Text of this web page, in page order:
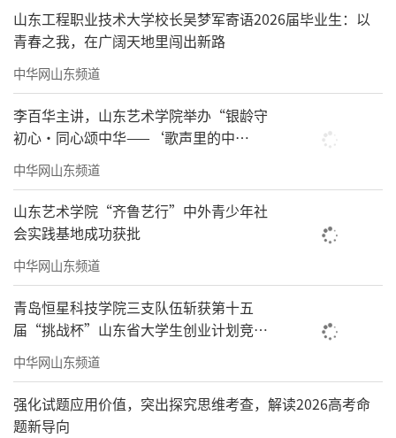
山东工程职业技术大学校长吴梦军寄语2026届毕业生：以
青春之我，在广阔天地里闯出新路
中华网山东频道
李百华主讲，山东艺术学院举办“银龄守
初心·同心颂中华——‘歌声里的中
国’”主题思政课
中华网山东频道
山东艺术学院“齐鲁艺行”中外青少年社
会实践基地成功获批
中华网山东频道
青岛恒星科技学院三支队伍斩获第十五
届“挑战杯”山东省大学生创业计划竞赛
一、二等奖
中华网山东频道
强化试题应用价值，突出探究思维考查，解读2026高考命
题新导向